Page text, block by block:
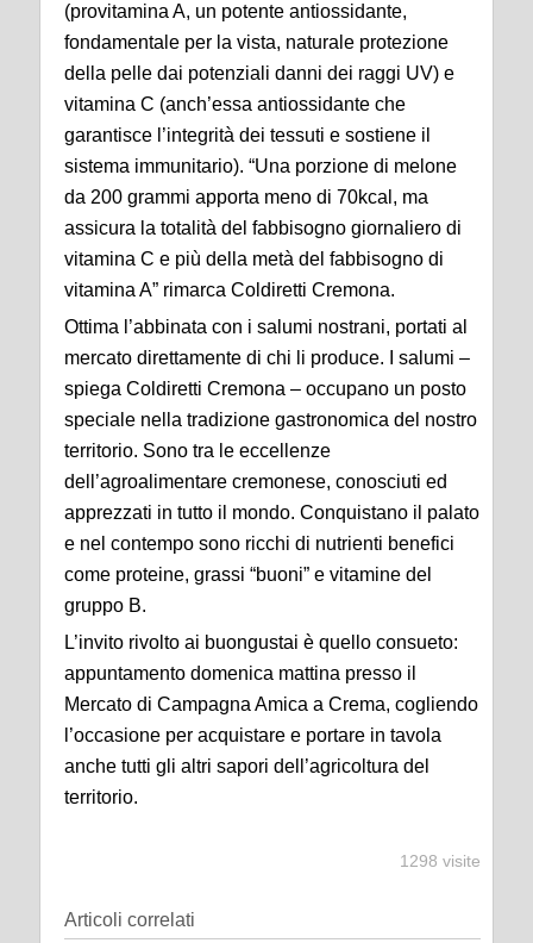
(provitamina A, un potente antiossidante,
fondamentale per la vista, naturale protezione
della pelle dai potenziali danni dei raggi UV) e
vitamina C (anch’essa antiossidante che
garantisce l’integrità dei tessuti e sostiene il
sistema immunitario). “Una porzione di melone
da 200 grammi apporta meno di 70kcal, ma
assicura la totalità del fabbisogno giornaliero di
vitamina C e più della metà del fabbisogno di
vitamina A” rimarca Coldiretti Cremona.
Ottima l’abbinata con i salumi nostrani, portati al
mercato direttamente di chi li produce. I salumi –
spiega Coldiretti Cremona – occupano un posto
speciale nella tradizione gastronomica del nostro
territorio. Sono tra le eccellenze
dell’agroalimentare cremonese, conosciuti ed
apprezzati in tutto il mondo. Conquistano il palato
e nel contempo sono ricchi di nutrienti benefici
come proteine, grassi “buoni” e vitamine del
gruppo B.
L’invito rivolto ai buongustai è quello consueto:
appuntamento domenica mattina presso il
Mercato di Campagna Amica a Crema, cogliendo
l’occasione per acquistare e portare in tavola
anche tutti gli altri sapori dell’agricoltura del
territorio.
1298 visite
Articoli correlati